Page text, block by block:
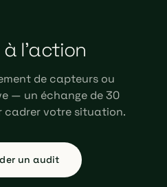
à l'action
de capteurs ou
— un échange de 30
cadrer votre situation.
un audit